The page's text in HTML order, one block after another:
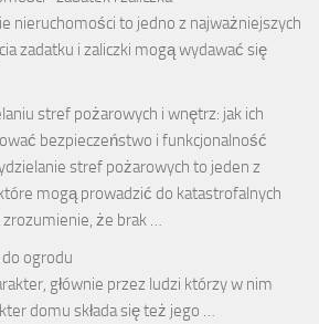
nieruchomości to jedno z najważniejszych
zadatku i zaliczki mogą wydawać się
stref pożarowych i wnętrz: jak ich
bezpieczeństwo i funkcjonalność
stref pożarowych to jeden z
mogą prowadzić do katastrofalnych
że brak …
ogrodu
głównie przez ludzi którzy w nim
domu składa się też jego …